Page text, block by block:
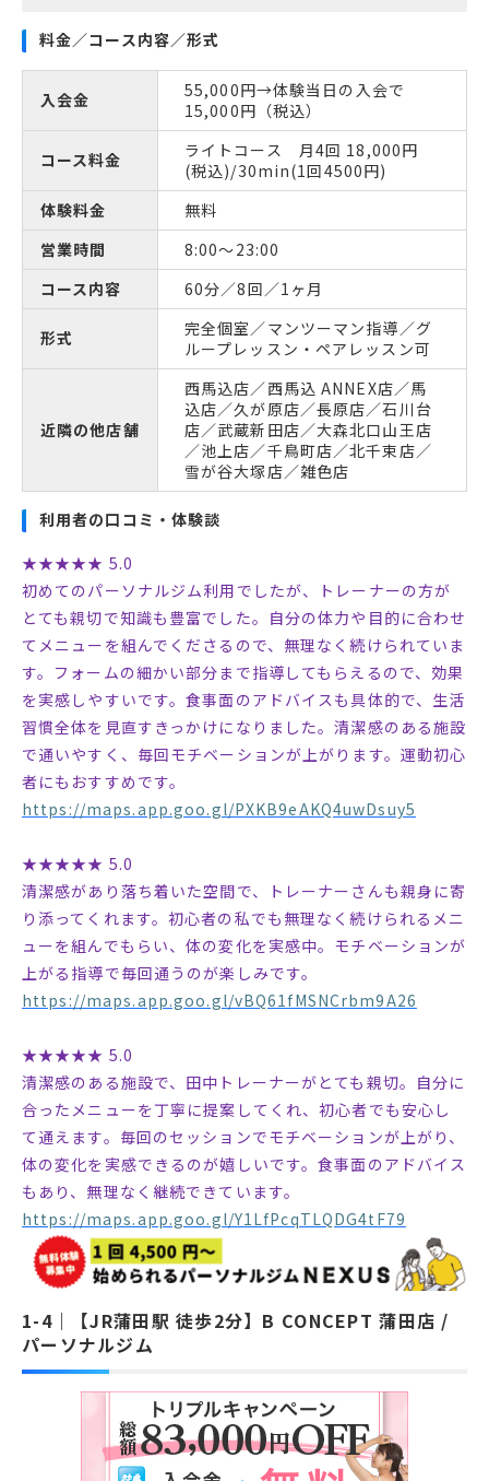
料金／コース内容／形式
入会金
55,000円→体験当日の入会で
15,000円（税込）
コース料金
ライトコース 月4回 18,000円
(税込)/30min(1回4500円)
体験料金
無料
営業時間
8:00〜23:00
コース内容
60分／8回／1ヶ月
形式
完全個室／マンツーマン指導／グ
ループレッスン・ペアレッスン可
近隣の他店舗
西馬込店／西馬込 ANNEX店／馬
込店／久が原店／長原店／石川台
店／武蔵新田店／大森北口山王店
／池上店／千鳥町店／北千束店／
雪が谷大塚店／雑色店
利用者の口コミ・体験談
★★★★★ 5.0
初めてのパーソナルジム利用でしたが、トレーナーの方が
とても親切で知識も豊富でした。自分の体力や目的に合わせ
てメニューを組んでくださるので、無理なく続けられていま
す。フォームの細かい部分まで指導してもらえるので、効果
を実感しやすいです。食事面のアドバイスも具体的で、生活
習慣全体を見直すきっかけになりました。清潔感のある施設
で通いやすく、毎回モチベーションが上がります。運動初心
者にもおすすめです。
https://maps.app.goo.gl/PXKB9eAKQ4uwDsuy5
★★★★★ 5.0
清潔感があり落ち着いた空間で、トレーナーさんも親身に寄
り添ってくれます。初心者の私でも無理なく続けられるメニ
ューを組んでもらい、体の変化を実感中。モチベーションが
上がる指導で毎回通うのが楽しみです。
https://maps.app.goo.gl/vBQ61fMSNCrbm9A26
★★★★★ 5.0
清潔感のある施設で、田中トレーナーがとても親切。自分に
合ったメニューを丁寧に提案してくれ、初心者でも安心し
て通えます。毎回のセッションでモチベーションが上がり、
体の変化を実感できるのが嬉しいです。食事面のアドバイス
もあり、無理なく継続できています。
https://maps.app.goo.gl/Y1LfPcqTLQDG4tF79
【JR蒲田駅 徒歩2分】B CONCEPT 蒲田店 /
パーソナルジム